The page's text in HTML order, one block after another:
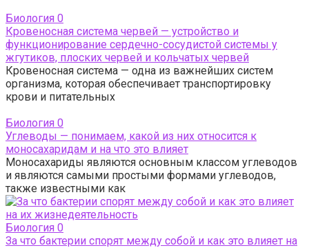
Биология 0
Кровеносная система червей — устройство и
функционирование cердечно-сосудистой системы у
жгутиков, плоских червей и кольчатых червей
Кровеносная система — одна из важнейших систем
организма, которая обеспечивает транспортировку
крови и питательных
Биология 0
Углеводы — понимаем, какой из них относится к
моносахаридам и на что это влияет
Моносахариды являются основным классом углеводов
и являются самыми простыми формами углеводов,
также известными как
Биология 0
За что бактерии спорят между собой и как это влияет на